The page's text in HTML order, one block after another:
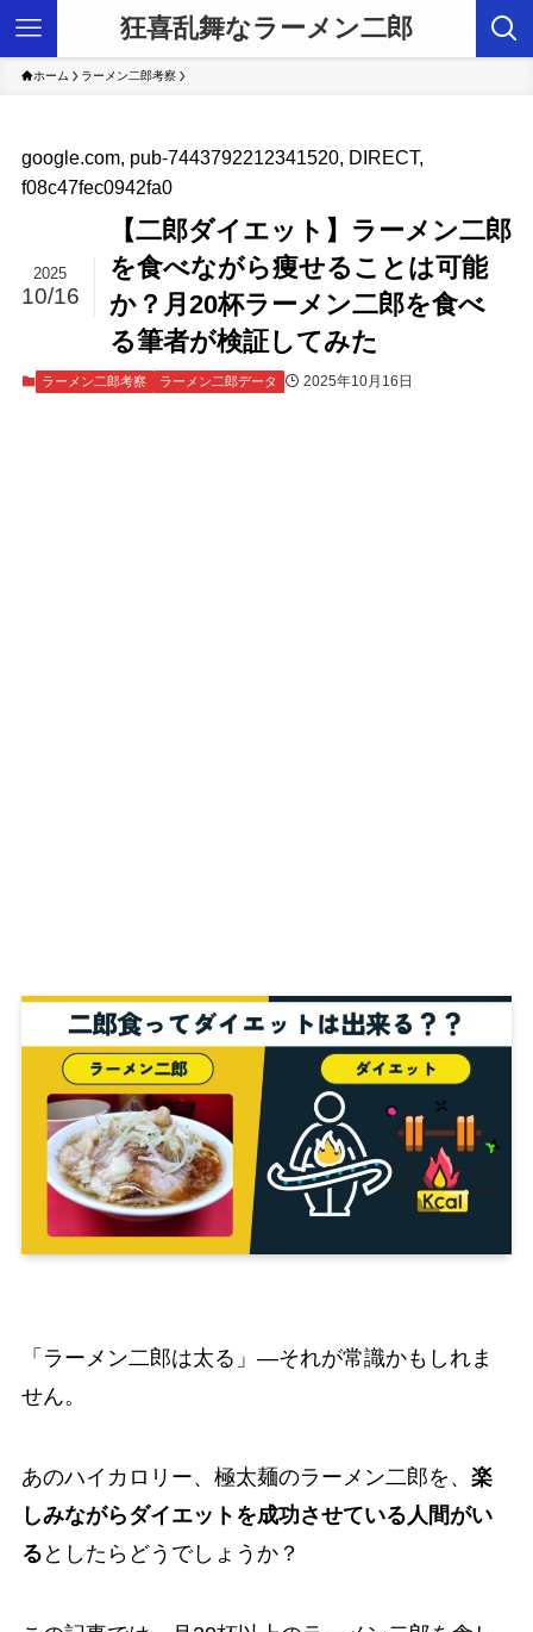
狂喜乱舞なラーメン二郎
ホーム ラーメン二郎考察
google.com, pub-7443792212341520, DIRECT,
f08c47fec0942fa0
【二郎ダイエット】ラーメン二郎
を食べながら痩せることは可能
か？月20杯ラーメン二郎を食べ
る筆者が検証してみた
2025
10/16
ラーメン二郎考察 ラーメン二郎データ 2025年10月16日
「ラーメン二郎は太る」―それが常識かもしれま
せん。
あのハイカロリー、極太麺のラーメン二郎を、 楽
しみながらダイエットを成功させている人間がい
る としたらどうでしょうか？